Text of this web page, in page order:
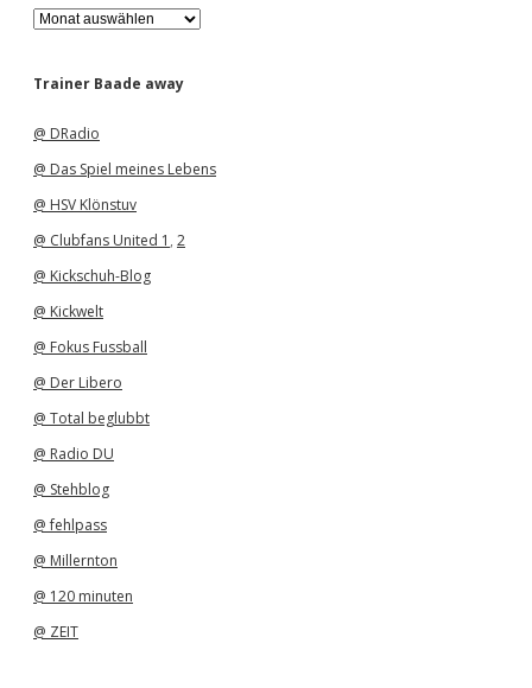
A
r
h
Trainer Baade away
@ DRadio
@ Das Spiel meines Lebens
@ HSV Klönstuv
@ Clubfans United 1 , 2
@ Kickschuh-Blog
@ Kickwelt
@ Fokus Fussball
@ Der Libero
@ Total beglubbt
@ Radio DU
@ Stehblog
@ fehlpass
@ Millernton
@ 120 minuten
@ ZEIT